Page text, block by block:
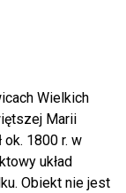
Wielkich
Marii
ok. 1800 r. w
układ
Obiekt nie jest